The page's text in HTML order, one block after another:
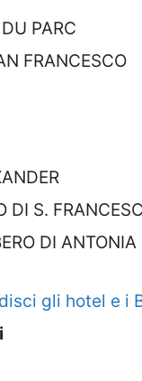
PARC
FRANCESCO
DI S.
DI ANTONIA
gli hotel e i